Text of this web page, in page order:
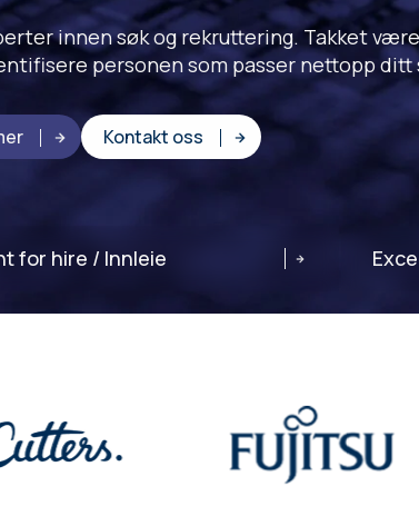
innen søk og rekruttering. Takket
personen som passer nettopp ditt
Kontakt oss
for hire / Innleie